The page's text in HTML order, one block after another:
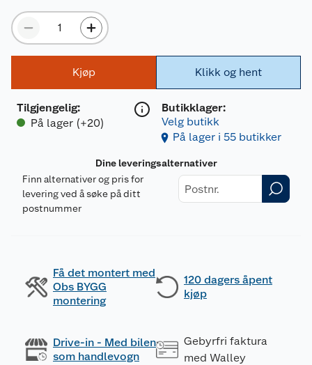
Kjøp
Tilgjengelig:
På lager (+20)
Klikk og hent
Butikklager:
Velg butikk
På lager i 55 butikker
Dine leveringsalternativer
Finn alternativer og pris for
levering ved å søke på ditt
postnummer
Få det montert med
Obs BYGG
montering
120 dagers åpent
kjøp
Drive-in - Med bilen
som handlevogn
Gebyrfri faktura
med Walley